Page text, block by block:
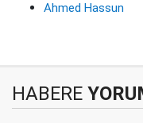
Ahmed Hassun
HABERE